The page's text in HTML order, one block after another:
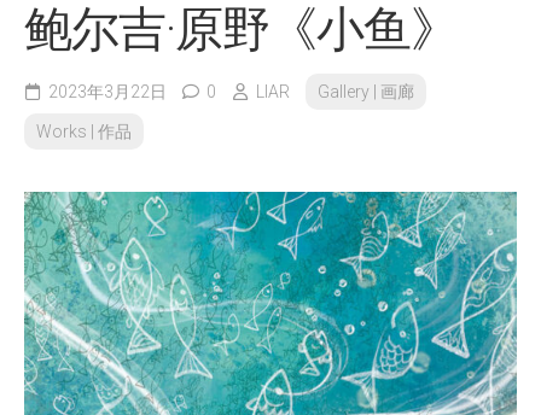
鲍尔吉·原野《小鱼》
2023年3月22日 0 LIAR Gallery | 画廊
Works | 作品